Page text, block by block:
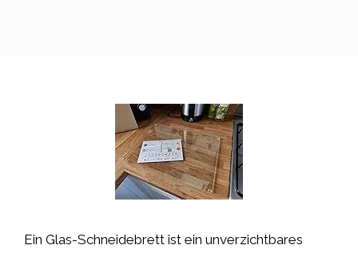
Ein Glas-Schneidebrett ist ein unverzichtbares